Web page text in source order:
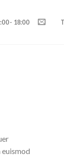
- 18:00